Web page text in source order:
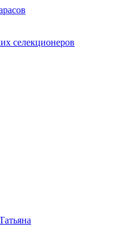
селекционеров